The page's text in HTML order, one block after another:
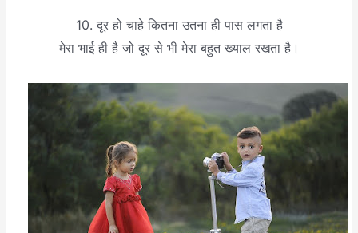
10. दूर हो चाहे कितना उतना ही पास लगता है
मेरा भाई ही है जो दूर से भी मेरा बहुत ख्याल रखता है।